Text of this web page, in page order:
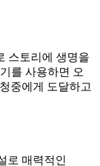
스토리에 생명을
를 사용하면 오
중에게 도달하고
로 매력적인